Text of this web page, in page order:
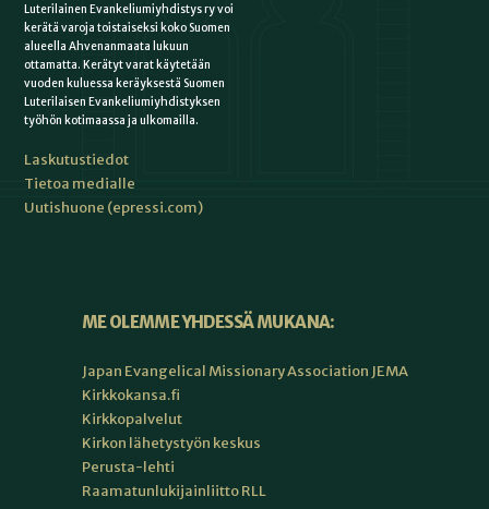
Luterilainen Evankeliumiyhdistys ry voi
kerätä varoja toistaiseksi koko Suomen
alueella Ahvenanmaata lukuun
ottamatta. Kerätyt varat käytetään
vuoden kuluessa keräyksestä Suomen
Luterilaisen Evankeliumiyhdistyksen
työhön kotimaassa ja ulkomailla.
Laskutustiedot
Tietoa medialle
Uutishuone (epressi.com)
ME OLEMME YHDESSÄ MUKANA:
Japan Evangelical Missionary Association JEMA
Kirkkokansa.fi
Kirkkopalvelut
Kirkon lähetystyön keskus
Perusta-lehti
Raamatunlukijainliitto RLL